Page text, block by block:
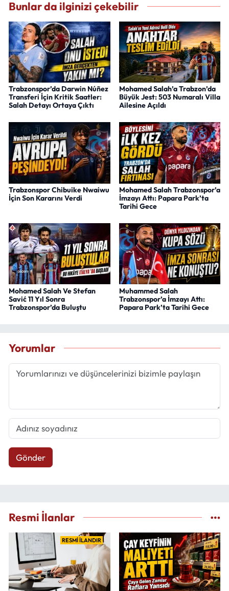
Bunlar da ilginizi çekebilir
Trabzonspor’da Darwin Núñez
Transferi İçin Kritik Saatler:
Salah Detayı Ortaya Çıktı
Mohamed Salah’a Trabzon’da
Büyük Jest: 503 Numaralı Villa
Ailesine Açıldı
Trabzonspor Chibuike Nwaiwu
İçin Son Kararını Verdi
Mohamed Salah Trabzonspor’a
İmzayı Attı: Papara Park’ta
Tarihi Gece
Mohamed Salah Ve Stefan
Savić 11 Yıl Sonra
Trabzonspor’da Buluştu
Muhammed Salah
Trabzonspor’a İmzayı Attı:
Papara Park’ta Tarihi Gece
Yorumlar
Gönder
Resmi İlanlar
RESMİ İLANDIR